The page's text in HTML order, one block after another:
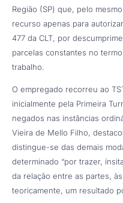
Região (SP) que, pelo
recurso apenas para
477 da CLT, por
parcelas constantes no
trabalho.
O empregado recorreu ao
inicialmente pela Primeira
negados nas instâncias
Vieira de Mello Filho,
distingue-se das demais
determinado “por trazer,
da relação entre as partes,
teoricamente, um resultado